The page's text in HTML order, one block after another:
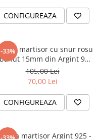
CONFIGUREAZA
-33% martisor cu snur rosu
15mm din Argint 925
Mama si Bebe
105,00 Lei
70,00 Lei
CONFIGUREAZA
martisor Argint 925 -